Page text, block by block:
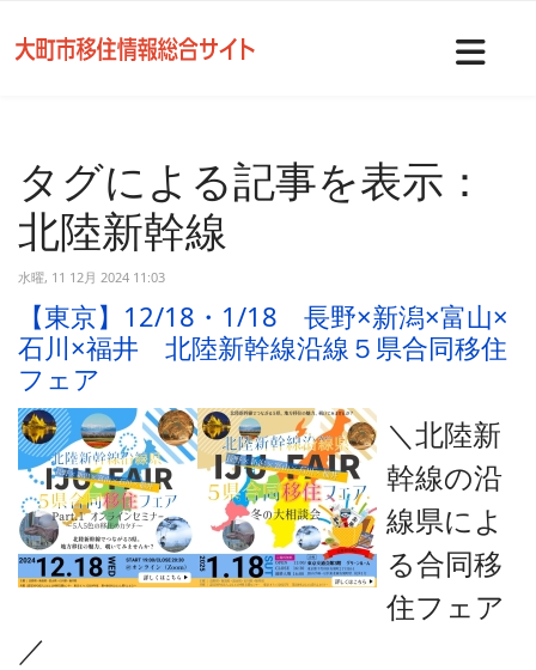
タグによる記事を表示：
北陸新幹線
水曜, 11 12月 2024 11:03
【東京】12/18・1/18 長野×新潟×富山×
石川×福井 北陸新幹線沿線５県合同移住
フェア
＼北陸新
幹線の沿
線県によ
る合同移
住フェア
／